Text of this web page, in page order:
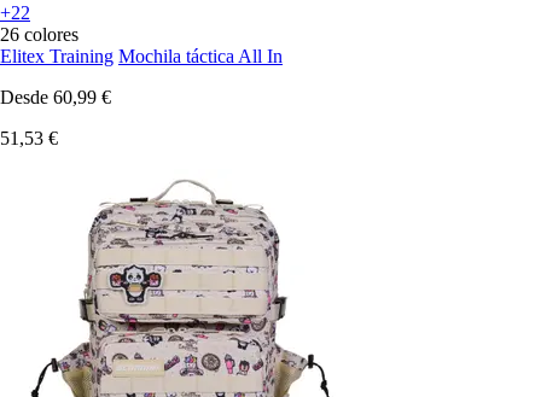
+22
26 colores
Elitex Training Mochila táctica All In
Desde 60,99 €
51,53 €